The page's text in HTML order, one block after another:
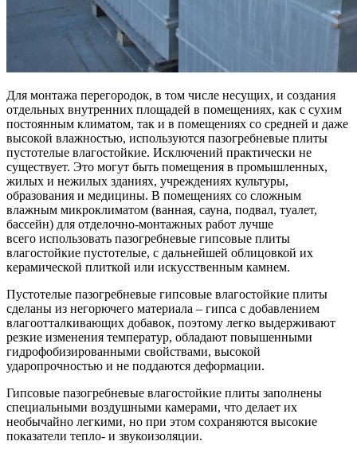
Для монтажа перегородок, в том числе несущих, и создания
отдельных внутренних площадей в помещениях, как с сухим
постоянным климатом, так и в помещениях со средней и даже
высокой влажностью, используются пазогребневые плиты
пустотелые влагостойкие. Исключений практически не
существует. Это могут быть помещения в промышленных,
жилых и нежилых зданиях, учреждениях культуры,
образования и медицины. В помещениях со сложным
влажным микроклиматом (ванная, сауна, подвал, туалет,
бассейн) для отделочно-монтажных работ лучше
всего использовать пазогребневые гипсовые плиты
влагостойкие пустотелые, с дальнейшей облицовкой их
керамической плиткой или искусственным камнем.
Пустотелые пазогребневые гипсовые влагостойкие плиты
сделаны из негорючего материала – гипса с добавлением
влагоотталкивающих добавок, поэтому легко выдерживают
резкие изменения температур, обладают повышенными
гидрофобизированными свойствами, высокой
ударопрочностью и не поддаются деформации.
Гипсовые пазогребневые влагостойкие плиты заполнены
специальными воздушными камерами, что делает их
необычайно легкими, но при этом сохраняются высокие
показатели тепло- и звукоизоляции.